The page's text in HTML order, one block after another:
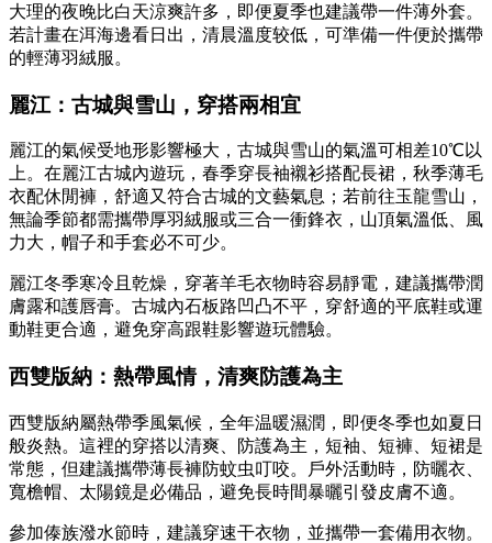
大理的夜晚比白天涼爽許多，即便夏季也建議帶一件薄外套。
若計畫在洱海邊看日出，清晨溫度较低，可準備一件便於攜帶
的輕薄羽絨服。
麗江：古城與雪山，穿搭兩相宜
麗江的氣候受地形影響極大，古城與雪山的氣溫可相差10℃以
上。在麗江古城內遊玩，春季穿長袖襯衫搭配長裙，秋季薄毛
衣配休閒褲，舒適又符合古城的文藝氣息；若前往玉龍雪山，
無論季節都需攜帶厚羽絨服或三合一衝鋒衣，山頂氣溫低、風
力大，帽子和手套必不可少。
麗江冬季寒冷且乾燥，穿著羊毛衣物時容易靜電，建議攜帶潤
膚露和護唇膏。古城內石板路凹凸不平，穿舒適的平底鞋或運
動鞋更合適，避免穿高跟鞋影響遊玩體驗。
西雙版納：熱帶風情，清爽防護為主
西雙版納屬熱帶季風氣候，全年温暖濕潤，即便冬季也如夏日
般炎熱。這裡的穿搭以清爽、防護為主，短袖、短褲、短裙是
常態，但建議攜帶薄長褲防蚊虫叮咬。戶外活動時，防曬衣、
寬檐帽、太陽鏡是必備品，避免長時間暴曬引發皮膚不適。
參加傣族潑水節時，建議穿速干衣物，並攜帶一套備用衣物。